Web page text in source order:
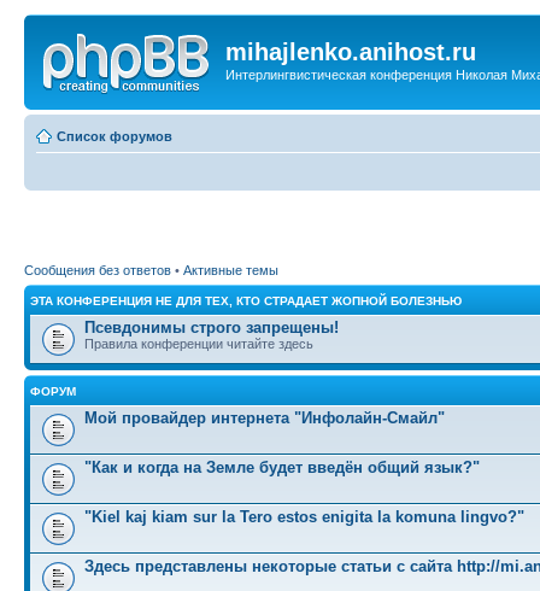
mihajlenko.anihost.ru
Интерлингвистическая конференция Николая
Список форумов
Сообщения без ответов • Активные темы
ЭТА КОНФЕРЕНЦИЯ НЕ ДЛЯ ТЕХ, КТО СТРАДАЕТ ЖОПНОЙ БОЛЕЗНЬЮ
Псевдонимы строго запрещены!
Правила конференции читайте здесь
ФОРУМ
Мой провайдер интернета "Инфолайн-Смайл"
"Как и когда на Земле будет введён общий язык?"
"Kiel kaj kiam sur la Tero estos enigita la komuna lingvo?"
Здесь представлены некоторые статьи с сайта http://